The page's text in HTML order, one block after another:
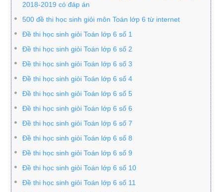
2018-2019 có đáp án
500 đề thi học sinh giỏi môn Toán lớp 6 từ internet
Đề thi học sinh giỏi Toán lớp 6 số 1
Đề thi học sinh giỏi Toán lớp 6 số 2
Đề thi học sinh giỏi Toán lớp 6 số 3
Đề thi học sinh giỏi Toán lớp 6 số 4
Đề thi học sinh giỏi Toán lớp 6 số 5
Đề thi học sinh giỏi Toán lớp 6 số 6
Đề thi học sinh giỏi Toán lớp 6 số 7
Đề thi học sinh giỏi Toán lớp 6 số 8
Đề thi học sinh giỏi Toán lớp 6 số 9
Đề thi học sinh giỏi Toán lớp 6 số 10
Đề thi học sinh giỏi Toán lớp 6 số 11